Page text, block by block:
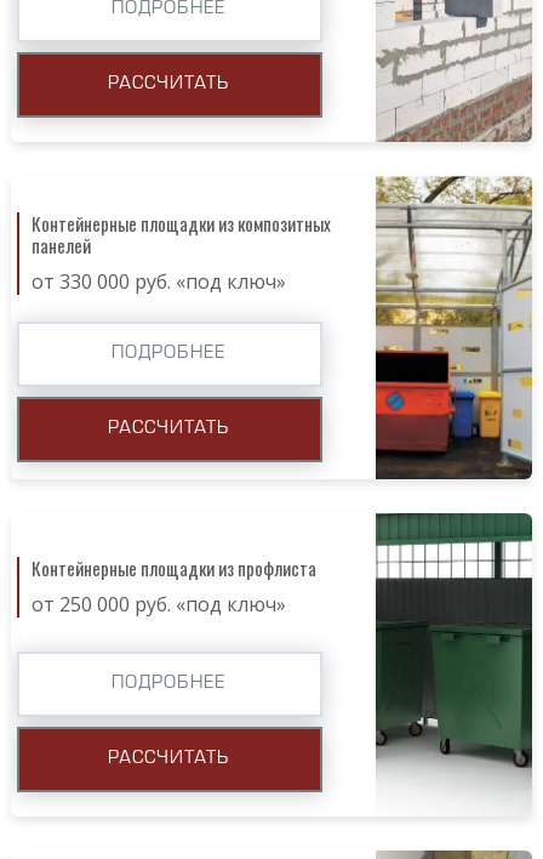
ПОДРОБНЕЕ
РАССЧИТАТЬ
Контейнерные площадки из композитных
панелей
от 330 000 руб. «под ключ»
ПОДРОБНЕЕ
РАССЧИТАТЬ
Контейнерные площадки из профлиста
от 250 000 руб. «под ключ»
ПОДРОБНЕЕ
РАССЧИТАТЬ